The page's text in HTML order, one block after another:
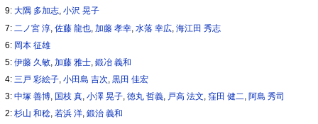
9:大隅 多加志,小沢 晃子
7: 二ノ宮 淳 ,佐藤 龍也 ,加藤 孝幸 ,水落 幸広 ,海江田 秀志
6: 岡本 征雄
5:伊藤 久敏 ,加藤 雅士 ,鍛冶 義和
4: 三戸 彩絵子 ,小田島 吉次 ,黒田 佳宏
3:中塚 善博 国枝 真 ,小澤 晃子 ,徳丸 哲義 戸高 法文 ,窪田 健二 ,阿島 秀司
2:杉山 和稔 ,若浜 洋 ,鍛治 義和